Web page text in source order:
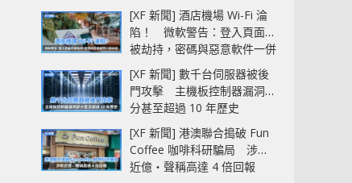
[XF 新聞] 酒店機場 Wi-Fi 淪
陷！ 微軟警告：登入頁面可
被劫持，密碼與惡意軟件一併
中招
[XF 新聞] 數千台伺服器被後
門攻擊 主機板控制器漏洞部
分甚至超過 10 年歷史
[XF 新聞] 港澳聯合搗破 Fun
Coffee 咖啡科研騙局 涉款
近億‧聲稱高達 4 倍回報